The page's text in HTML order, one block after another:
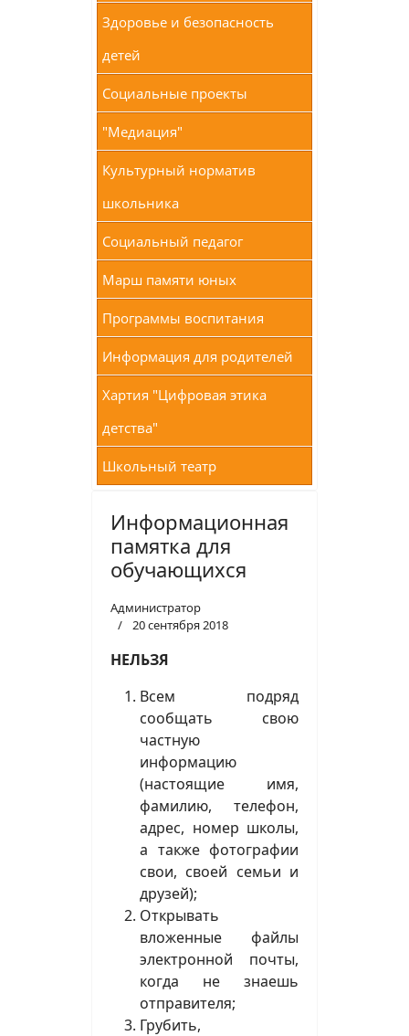
Здоровье и безопасность
детей
Социальные проекты
"Медиация"
Культурный норматив
школьника
Социальный педагог
Марш памяти юных
Программы воспитания
Информация для родителей
Хартия "Цифровая этика
детства"
Школьный театр
Информационная
памятка для
обучающихся
Администратор
20 сентября 2018
НЕЛЬЗЯ
Всем подряд
сообщать свою
частную
информацию
(настоящие имя,
фамилию, телефон,
адрес, номер школы,
а также фотографии
свои, своей семьи и
друзей);
Открывать
вложенные файлы
электронной почты,
когда не знаешь
отправителя;
Грубить,